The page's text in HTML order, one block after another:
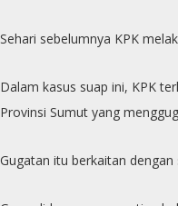
Sehari sebelumnya KPK
Dalam kasus suap ini, KPK
Provinsi Sumut yang
Gugatan itu berkaitan